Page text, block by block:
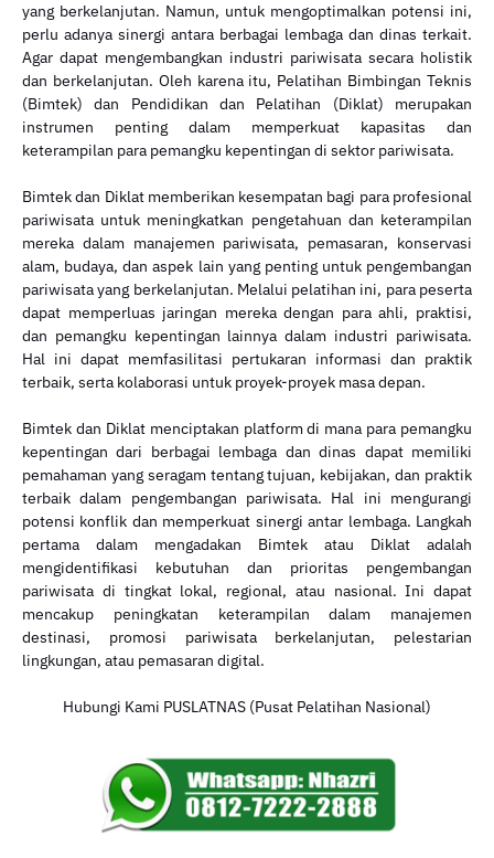
yang berkelanjutan. Namun, untuk mengoptimalkan potensi ini,
perlu adanya sinergi antara berbagai lembaga dan dinas terkait.
Agar dapat mengembangkan industri pariwisata secara holistik
dan berkelanjutan. Oleh karena itu, Pelatihan Bimbingan Teknis
(Bimtek) dan Pendidikan dan Pelatihan (Diklat) merupakan
instrumen penting dalam memperkuat kapasitas dan
keterampilan para pemangku kepentingan di sektor pariwisata.
Bimtek dan Diklat memberikan kesempatan bagi para profesional
pariwisata untuk meningkatkan pengetahuan dan keterampilan
mereka dalam manajemen pariwisata, pemasaran, konservasi
alam, budaya, dan aspek lain yang penting untuk pengembangan
pariwisata yang berkelanjutan. Melalui pelatihan ini, para peserta
dapat memperluas jaringan mereka dengan para ahli, praktisi,
dan pemangku kepentingan lainnya dalam industri pariwisata.
Hal ini dapat memfasilitasi pertukaran informasi dan praktik
terbaik, serta kolaborasi untuk proyek-proyek masa depan.
Bimtek dan Diklat menciptakan platform di mana para pemangku
kepentingan dari berbagai lembaga dan dinas dapat memiliki
pemahaman yang seragam tentang tujuan, kebijakan, dan praktik
terbaik dalam pengembangan pariwisata. Hal ini mengurangi
potensi konflik dan memperkuat sinergi antar lembaga. Langkah
pertama dalam mengadakan Bimtek atau Diklat adalah
mengidentifikasi kebutuhan dan prioritas pengembangan
pariwisata di tingkat lokal, regional, atau nasional. Ini dapat
mencakup peningkatan keterampilan dalam manajemen
destinasi, promosi pariwisata berkelanjutan, pelestarian
lingkungan, atau pemasaran digital.
Hubungi Kami PUSLATNAS (Pusat Pelatihan Nasional)